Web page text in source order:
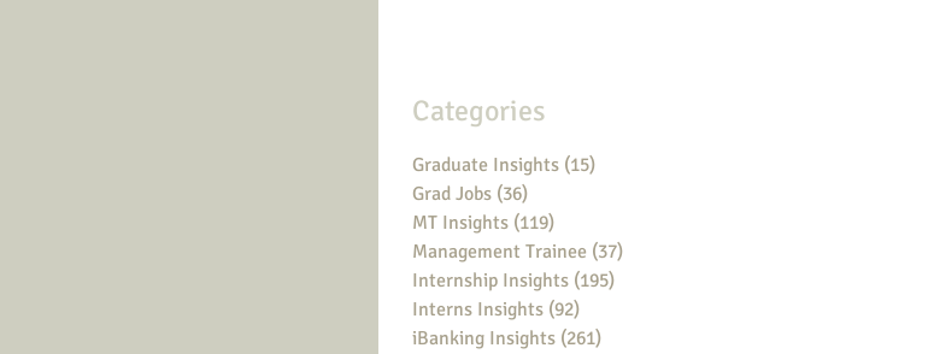
Categories
Graduate Insights (15)
Grad Jobs (36)
MT Insights (119)
Management Trainee (37)
Internship Insights (195)
Interns Insights (92)
iBanking Insights (261)